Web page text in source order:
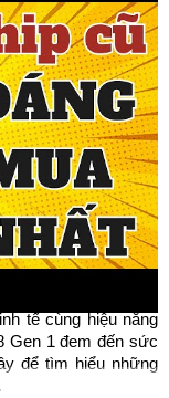
tế cùng hiệu năng
Gen 1 đem đến sức
để tìm hiểu những